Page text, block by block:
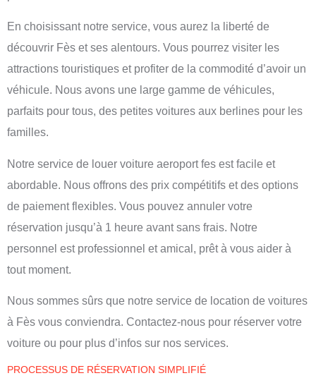
En choisissant notre service, vous aurez la liberté de
découvrir Fès et ses alentours. Vous pourrez visiter les
attractions touristiques et profiter de la commodité d’avoir un
véhicule. Nous avons une large gamme de véhicules,
parfaits pour tous, des petites voitures aux berlines pour les
familles.
Notre service de louer voiture aeroport fes est facile et
abordable. Nous offrons des prix compétitifs et des options
de paiement flexibles. Vous pouvez annuler votre
réservation jusqu’à 1 heure avant sans frais. Notre
personnel est professionnel et amical, prêt à vous aider à
tout moment.
Nous sommes sûrs que notre service de location de voitures
à Fès vous conviendra. Contactez-nous pour réserver votre
voiture ou pour plus d’infos sur nos services.
PROCESSUS DE RÉSERVATION SIMPLIFIÉ